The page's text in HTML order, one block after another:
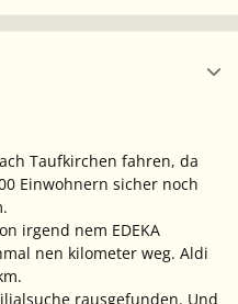
Taufkirchen fahren, da
Einwohnern sicher noch
irgend nem EDEKA
nen kilometer weg. Aldi
rausgefunden. Und